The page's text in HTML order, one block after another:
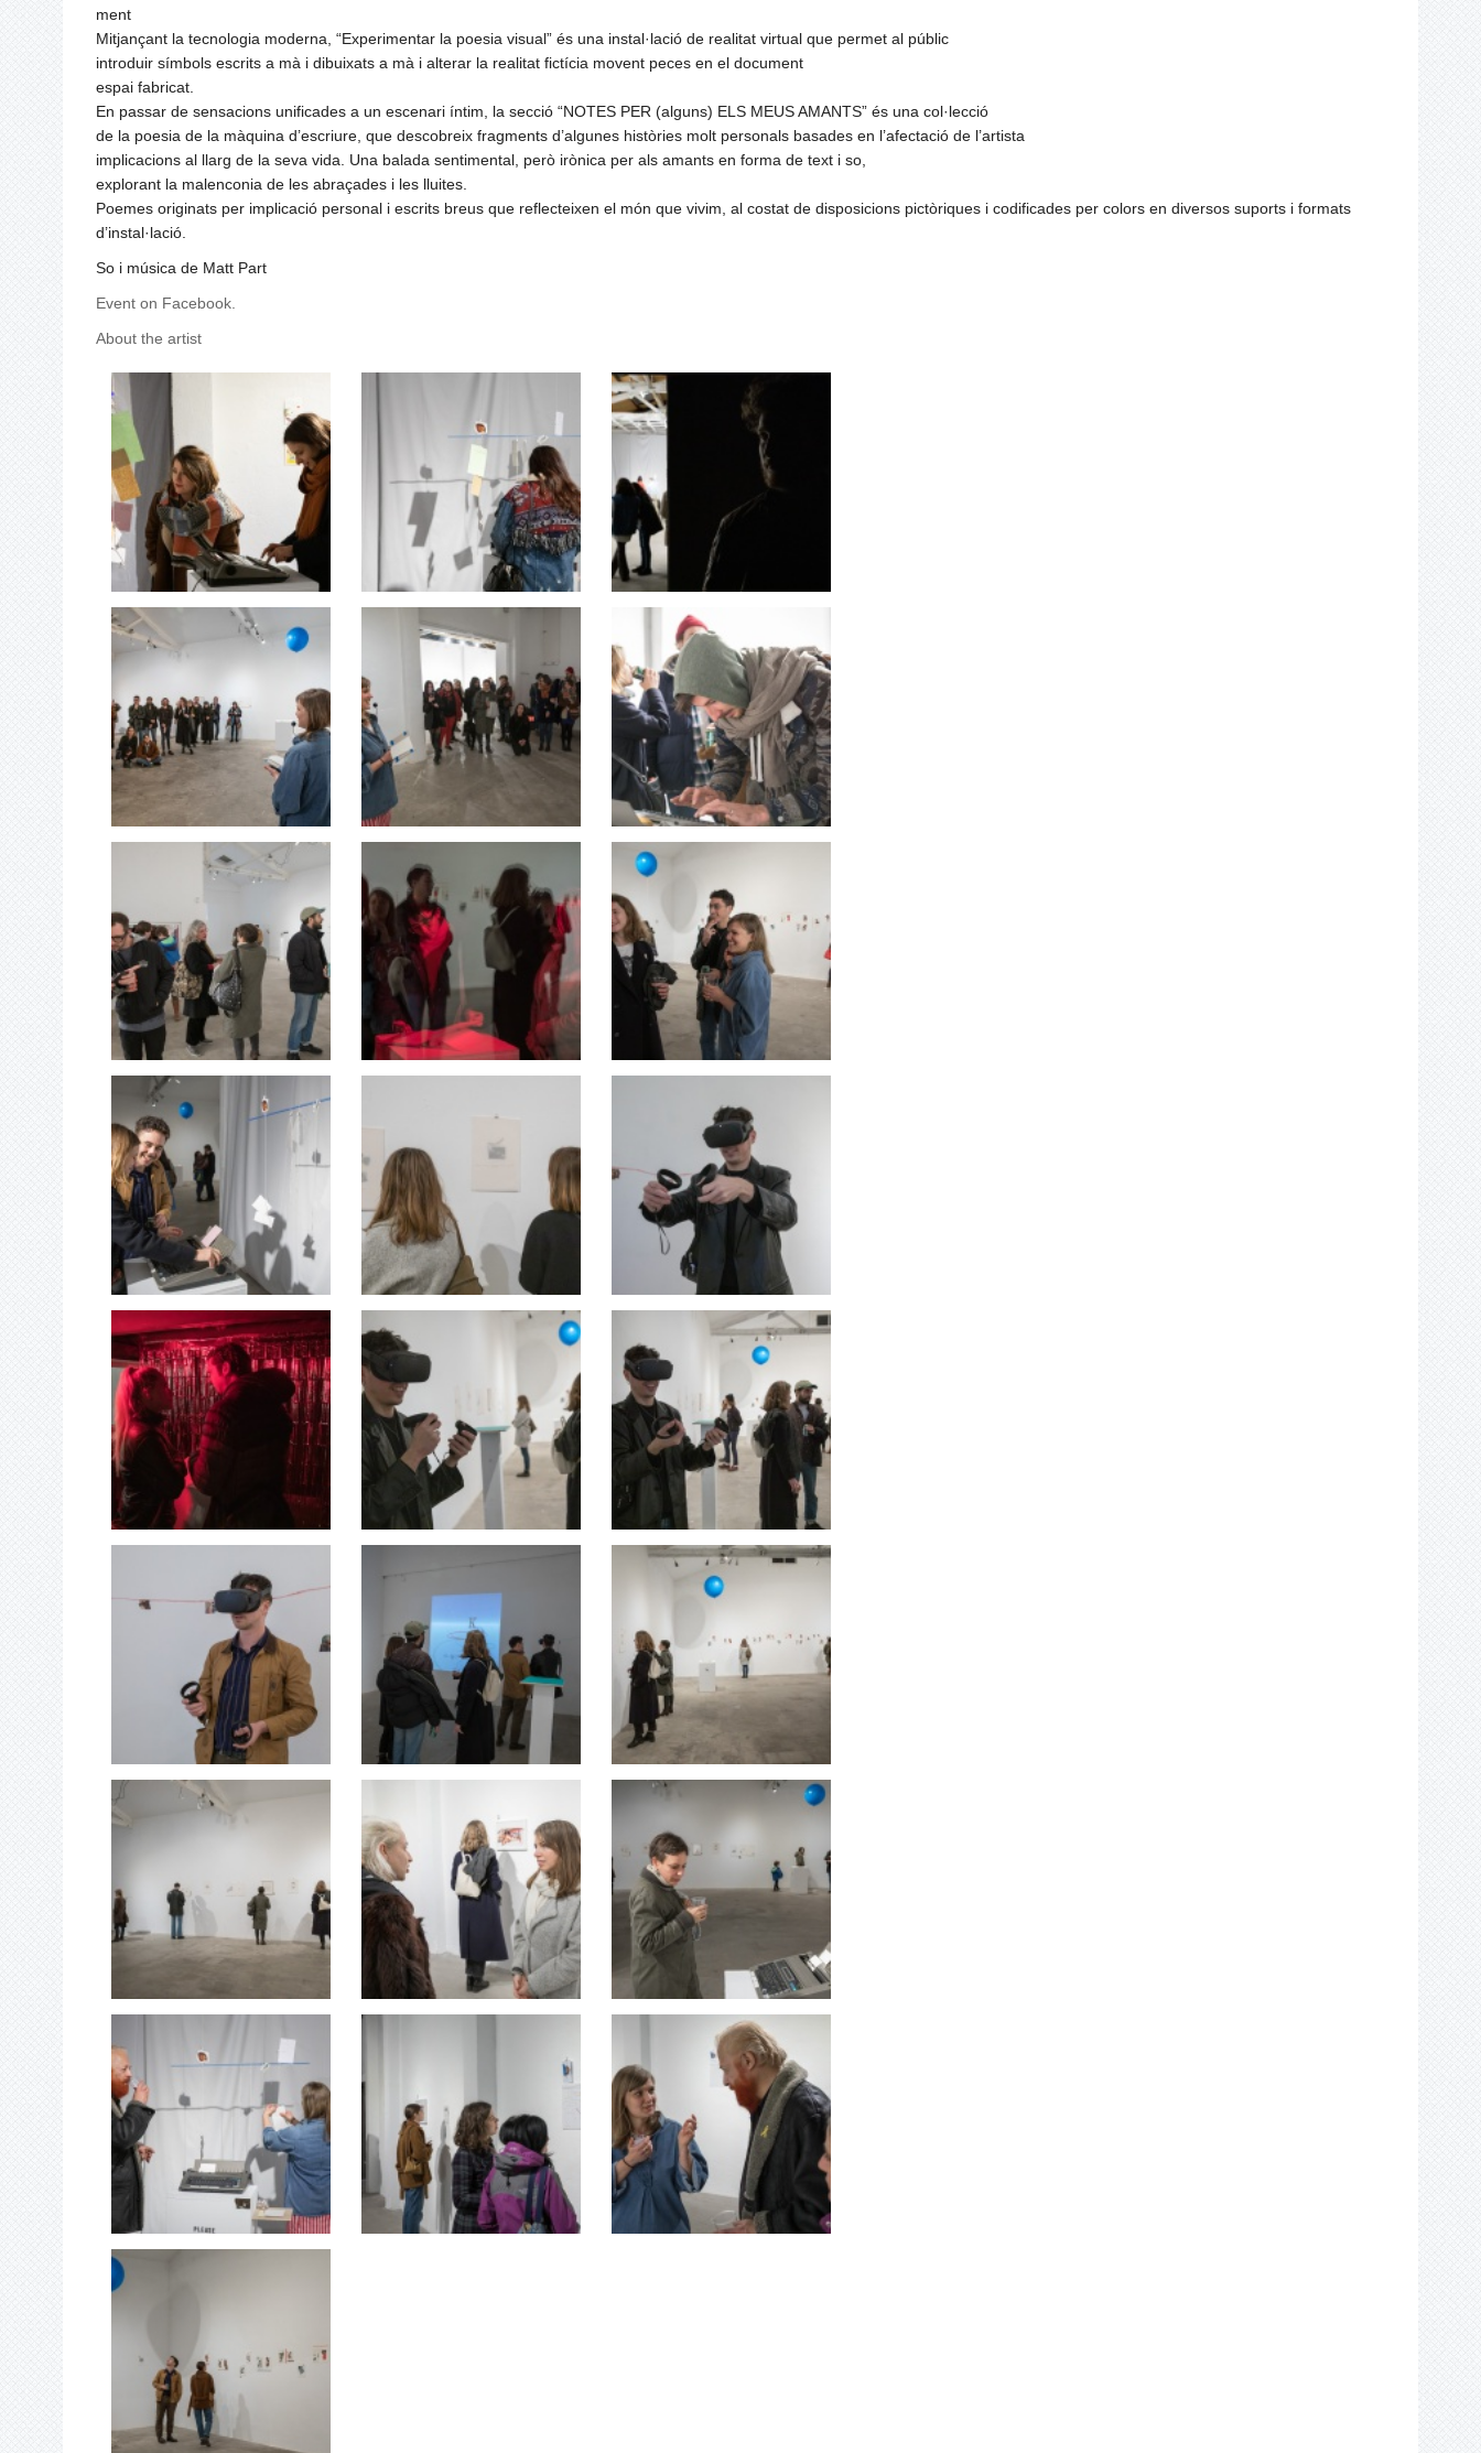
ment
Mitjançant la tecnologia moderna, “Experimentar la poesia visual” és una instal·lació de realitat virtual que permet al públic
introduir símbols escrits a mà i dibuixats a mà i alterar la realitat fictícia movent peces en el document
espai fabricat.
En passar de sensacions unificades a un escenari íntim, la secció “NOTES PER (alguns) ELS MEUS AMANTS” és una col·lecció
de la poesia de la màquina d’escriure, que descobreix fragments d’algunes històries molt personals basades en l’afectació de l’artista
implicacions al llarg de la seva vida. Una balada sentimental, però irònica per als amants en forma de text i so,
explorant la malenconia de les abraçades i les lluites.
Poemes originats per implicació personal i escrits breus que reflecteixen el món que vivim, al costat de disposicions pictòriques i codificades per colors en diversos suports i formats
d’instal·lació.
So i música de Matt Part
Event on Facebook.
About the artist